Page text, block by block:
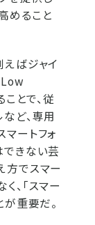
めること
えばジャイ
とで、従
ど、専用
ートフォ
できない芸
方でスマー
、「スマー
が重要だ。